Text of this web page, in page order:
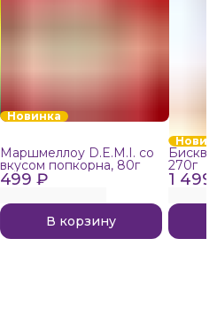
Новинка
499 ₽
Маршмеллоу D.E.M.I. со
вкусом попкорна, 80г
В корзину
1
270г